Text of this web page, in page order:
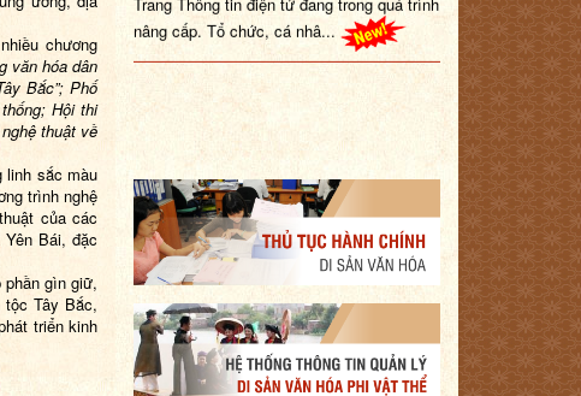
chương
văn hóa dân
Bắc”; Phố
Hội thi
thuật về
linh sắc màu
trình nghệ
của các
Bái, đặc
gìn giữ,
Tây Bắc,
triển kinh
nâng cấp. Tổ chức, cá nhâ...